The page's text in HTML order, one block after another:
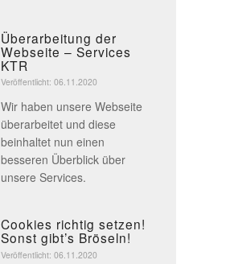
Überarbeitung der
Webseite – Services
KTR
Veröffentlicht: 06.11.2020
Wir haben unsere Webseite
überarbeitet und diese
beinhaltet nun einen
besseren Überblick über
unsere Services.
Cookies richtig setzen!
Sonst gibt’s Bröseln!
Veröffentlicht: 06.11.2020